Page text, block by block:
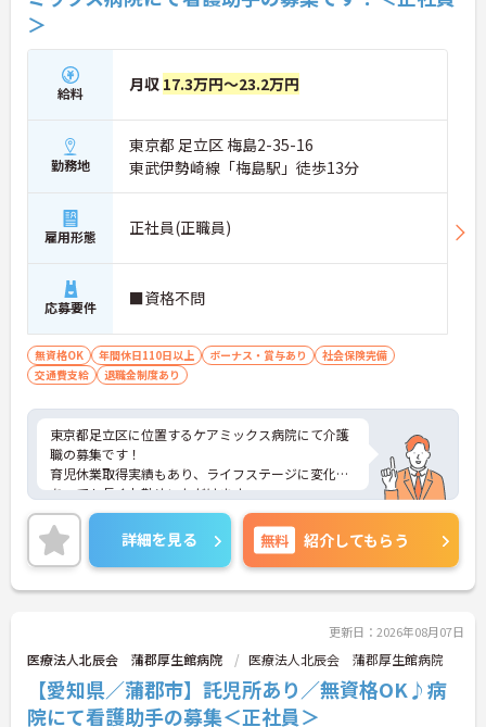
＞
給料 月収 17.3万円～23.2万円
勤務地
東京都 足立区 梅島2-35-16
東武伊勢崎線「梅島駅」徒歩13分
雇用形態 正社員(正職員)
応募要件 ■資格不問
無資格OK 年間休日110日以上 ボーナス・賞与あり
社会保険完備
交通費支給
退職金制度あり
東京都足立区に位置するケアミックス病院にて介護
職の募集です！
育児休業取得実績もあり、ライフステージに変化が
あっても長くお勤めいただけます。
ご興味ある方には、面接対策ポイントなど、さらに
詳細をお話しいたしますのでお気軽にご相談くださ
い！
詳細を見る 無料 紹介してもらう
更新日：2026年08月07日
医療法人北辰会 蒲郡厚生館病院 医療法人北辰会 蒲郡厚生館病院
【愛知県／蒲郡市】託児所あり／無資格OK♪病
院にて看護助手の募集＜正社員＞